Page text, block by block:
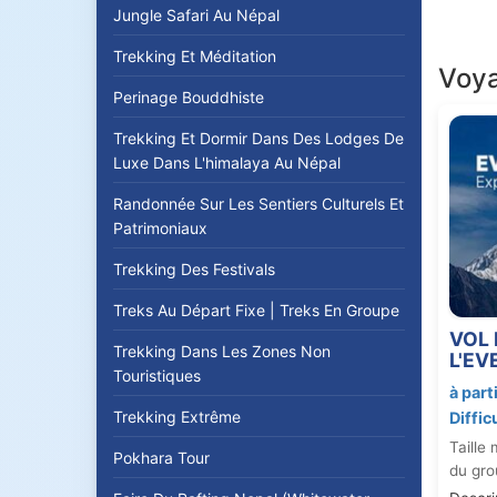
Jungle Safari Au Népal
Trekking Et Méditation
Perinage Bouddhiste
Trekking Et Dormir Dans Des Lodges De
Luxe Dans L'himalaya Au Népal
Randonnée Sur Les Sentiers Culturels Et
Patrimoniaux
Trekking Des Festivals
Treks Au Départ Fixe | Treks En Groupe
Trekking Dans Les Zones Non
Touristiques
Trekking Extrême
Pokhara Tour
>
>
>
>
>
VOL
à
Taille
du